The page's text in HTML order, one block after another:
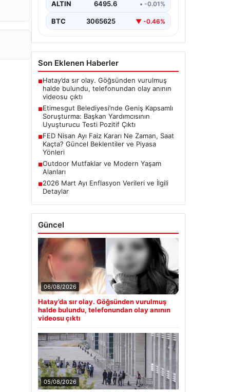
alan belediyeye yönelik yürütülen
aşamasında önemli…
ALTIN 6495.6 • -0.01%
BTC 3065625 ▼ -0.46%
Son Eklenen Haberler
■Hatay’da sır olay. Göğsünden vurulmuş
halde bulundu, telefonundan olay anının
videosu çıktı
■Etimesgut Belediyesi’nde Geniş Kapsamlı
Soruşturma: Başkan Yardımcısının
Uyuşturucu Testi Pozitif Çıktı
■FED Nisan Ayı Faiz Kararı Ne Zaman, Saat
Kaçta? Güncel Beklentiler ve Piyasa
Yönleri
■Outdoor Mutfaklar ve Modern Yaşam
Alanları
■2026 Mart Ayı Enflasyon Verileri ve İlgili
Detaylar
Güncel
06/08/2026
Hatay’da sır olay. Göğsünden vurulmuş
halde bulundu, telefonundan olay anının
videosu çıktı
05/08/2026